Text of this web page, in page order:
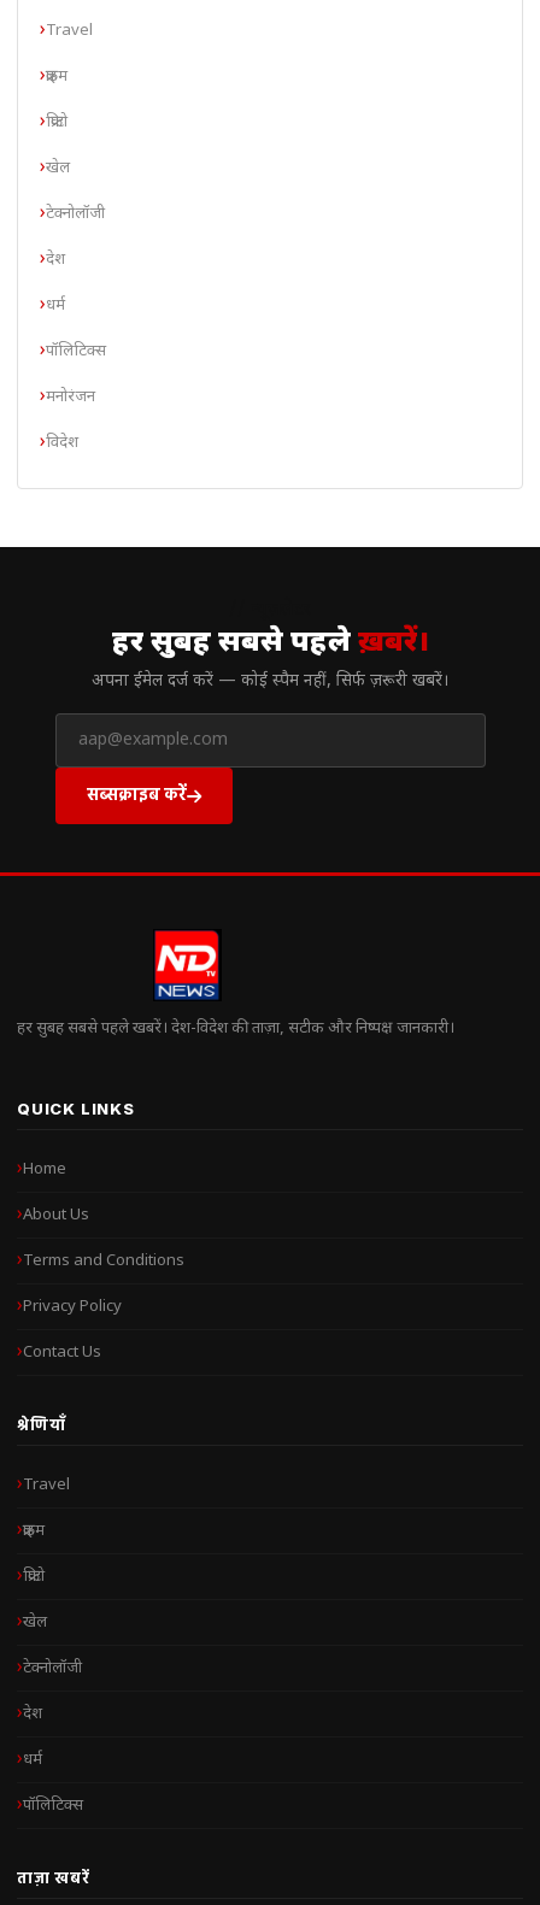
Travel
क्राइम
क्रिप्टो
खेल
टेक्नोलॉजी
देश
धर्म
पॉलिटिक्स
मनोरंजन
विदेश
हर सुबह सबसे पहलेख़बरें।
अपना ईमेल दर्ज करें — कोई स्पैम नहीं, सिर्फ ज़रूरी खबरें।
सब्सक्राइब करें
हर सुबह सबसे पहले खबरें। देश-विदेश की ताज़ा, सटीक और निष्पक्ष जानकारी।
QUICK LINKS
Home
About Us
Terms and Conditions
Privacy Policy
Contact Us
श्रेणियाँ
Travel
क्राइम
क्रिप्टो
खेल
टेक्नोलॉजी
देश
धर्म
पॉलिटिक्स
ताज़ा खबरें